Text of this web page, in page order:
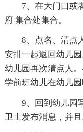
7、在大门口或
府 集合处集合。
8、点名、清点
安排一起返回幼儿
幼儿园再次清点人
学前班幼儿在幼儿园
9、回到幼儿园
卫士发布消息，并且